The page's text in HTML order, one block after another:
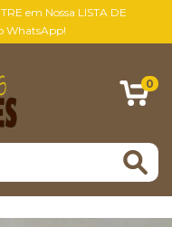
em Nossa LISTA DE
WhatsApp!
0